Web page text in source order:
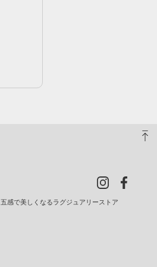
五感で美しくなるラグジュアリーストア